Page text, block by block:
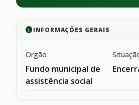
INFORMAÇÕES GERAIS
Orgão
Fundo municipal de
assistência social